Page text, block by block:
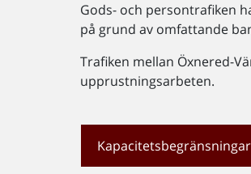
Gods- och persontrafiken
på grund av omfattande
Trafiken mellan Öxnered-
upprustningsarbeten.